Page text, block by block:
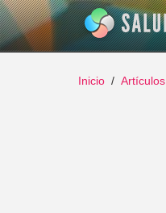
Inicio Artículos